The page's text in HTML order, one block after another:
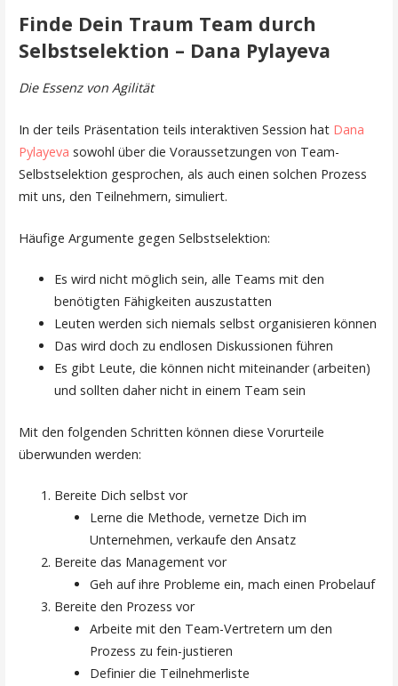
Finde Dein Traum Team durch
Selbstselektion – Dana Pylayeva
Die Essenz von Agilität
In der teils Präsentation teils interaktiven Session hat Dana
Pylayeva sowohl über die Voraussetzungen von Team-
Selbstselektion gesprochen, als auch einen solchen Prozess
mit uns, den Teilnehmern, simuliert.
Häufige Argumente gegen Selbstselektion:
Es wird nicht möglich sein, alle Teams mit den
benötigten Fähigkeiten auszustatten
Leuten werden sich niemals selbst organisieren können
Das wird doch zu endlosen Diskussionen führen
Es gibt Leute, die können nicht miteinander (arbeiten)
und sollten daher nicht in einem Team sein
Mit den folgenden Schritten können diese Vorurteile
überwunden werden:
Bereite Dich selbst vor
Lerne die Methode, vernetze Dich im
Unternehmen, verkaufe den Ansatz
Bereite das Management vor
Geh auf ihre Probleme ein, mach einen Probelauf
Bereite den Prozess vor
Arbeite mit den Team-Vertretern um den
Prozess zu fein-justieren
Definier die Teilnehmerliste